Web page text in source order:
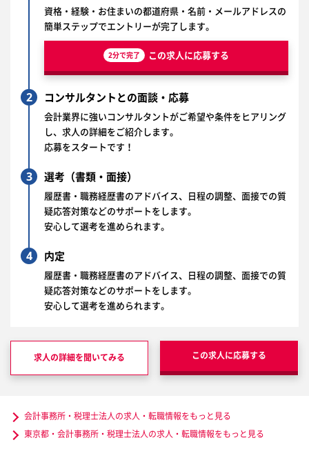
資格・経験・お住まいの都道府県・名前・メールアドレスの
簡単ステップでエントリーが完了します。
2分で完了 この求人に応募する
2 コンサルタントとの面談・応募
会計業界に強いコンサルタントがご希望や条件をヒアリング
し、求人の詳細をご紹介します。
応募をスタートです！
3 選考（書類・面接）
履歴書・職務経歴書のアドバイス、日程の調整、面接での質
疑応答対策などのサポートをします。
安心して選考を進められます。
4 内定
履歴書・職務経歴書のアドバイス、日程の調整、面接での質
疑応答対策などのサポートをします。
安心して選考を進められます。
求人の詳細を聞いてみる この求人に応募する
会計事務所・税理士法人の求人・転職情報をもっと見る
東京都・会計事務所・税理士法人の求人・転職情報をもっと見る